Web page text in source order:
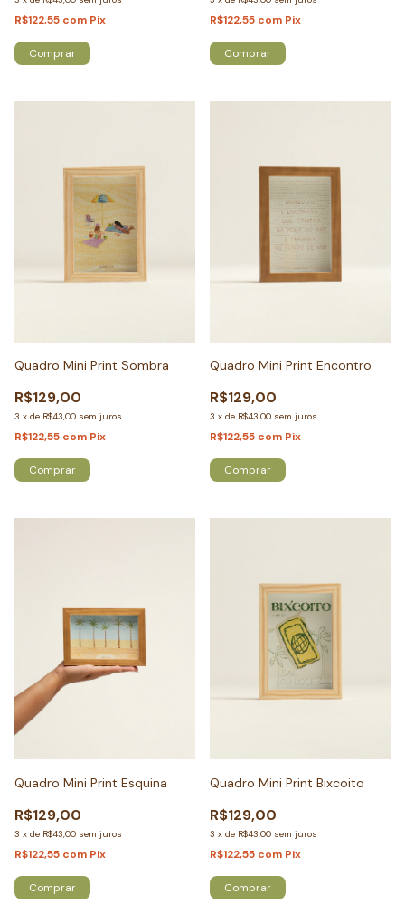
R$122,55 com Pix
Comprar
R$122,55 com Pix
Comprar
Quadro Mini Print Sombra
R$129,00
3 x de R$43,00 sem juros
R$122,55 com Pix
Comprar
Quadro Mini Print Encontro
R$129,00
3 x de R$43,00 sem juros
R$122,55 com Pix
Comprar
Quadro Mini Print Esquina
R$129,00
3 x de R$43,00 sem juros
R$122,55 com Pix
Comprar
Quadro Mini Print Bixcoito
R$129,00
3 x de R$43,00 sem juros
R$122,55 com Pix
Comprar